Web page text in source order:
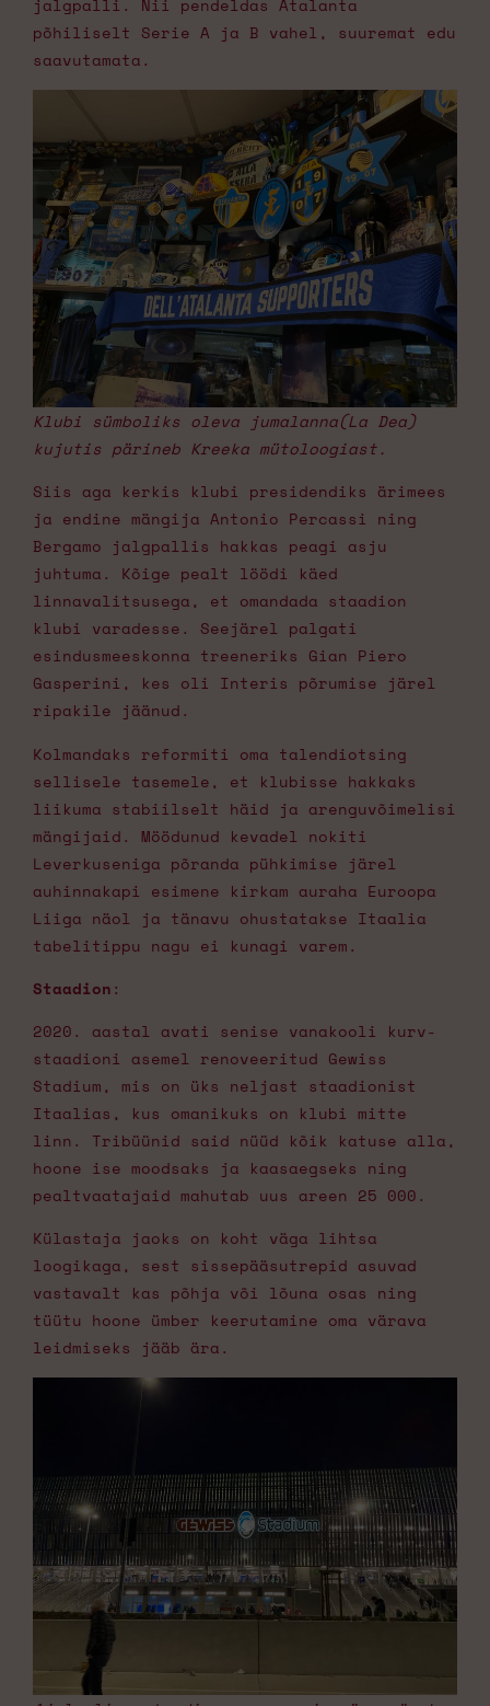
jalgpalli. Nii pendeldas Atalanta
põhiliselt Serie A ja B vahel, suuremat edu
saavutamata.
Klubi sümboliks oleva jumalanna(La Dea)
kujutis pärineb Kreeka mütoloogiast.
Siis aga kerkis klubi presidendiks ärimees
ja endine mängija Antonio Percassi ning
Bergamo jalgpallis hakkas peagi asju
juhtuma. Kõige pealt löödi käed
linnavalitsusega, et omandada staadion
klubi varadesse. Seejärel palgati
esindusmeeskonna treeneriks Gian Piero
Gasperini, kes oli Interis põrumise järel
ripakile jäänud.
Kolmandaks reformiti oma talendiotsing
sellisele tasemele, et klubisse hakkaks
liikuma stabiilselt häid ja arenguvõimelisi
mängijaid. Möödunud kevadel nokiti
Leverkuseniga põranda pühkimise järel
auhinnakapi esimene kirkam auraha Euroopa
Liiga näol ja tänavu ohustatakse Itaalia
tabelitippu nagu ei kunagi varem.
Staadion:
2020. aastal avati senise vanakooli kurv-
staadioni asemel renoveeritud Gewiss
Stadium, mis on üks neljast staadionist
Itaalias, kus omanikuks on klubi mitte
linn. Tribüünid said nüüd kõik katuse alla,
hoone ise moodsaks ja kaasaegseks ning
pealtvaatajaid mahutab uus areen 25 000.
Külastaja jaoks on koht väga lihtsa
loogikaga, sest sissepääsutrepid asuvad
vastavalt kas põhja või lõuna osas ning
tüütu hoone ümber keerutamine oma värava
leidmiseks jääb ära.